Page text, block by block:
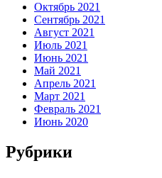
Октябрь 2021
Сентябрь 2021
Август 2021
Июль 2021
Июнь 2021
Май 2021
Апрель 2021
Март 2021
Февраль 2021
Июнь 2020
Рубрики